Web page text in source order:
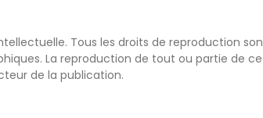
Tous les droits de reproduction
La reproduction de tout ou partie de
de la publication.